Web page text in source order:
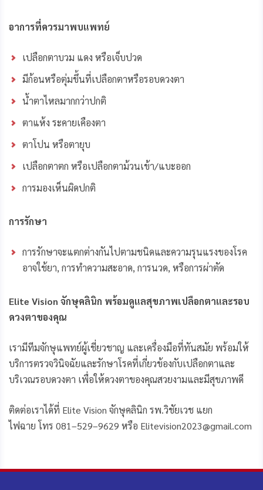
อาการที่ควรมาพบแพทย์
เปลือกตาบวม แดง หรือเจ็บปวด
มีก้อนหรือตุ่มขึ้นที่เปลือกตาหรือรอบดวงตา
น้ำตาไหลมากกว่าปกติ
ตาแห้ง ระคายเคืองตา
ตาโปน หรือตายุบ
เปลือกตาตก หรือเปลือกตาม้วนเข้า/แบะออก
การมองเห็นผิดปกติ
การรักษา
การรักษาจะแตกต่างกันไปตามชนิดและความรุนแรงของโรค
อาจใช้ยา, การทำความสะอาด, การนวด, หรือการผ่าตัด
Elite Vision จักษุคลินิก พร้อมดูแลสุขภาพเปลือกตาและรอบ
ดวงตาของคุณ
เรามีทีมจักษุแพทย์ผู้เชี่ยวชาญ และเครื่องมือที่ทันสมัย พร้อมให้
บริการตรวจวินิจฉัยและรักษาโรคที่เกี่ยวข้องกับเปลือกตาและ
บริเวณรอบดวงตา เพื่อให้ดวงตาของคุณสวยงามและมีสุขภาพดี
ติดต่อเราได้ที่ Elite Vision จักษุคลินิก รพ.วิชัยเวช แยก
ไฟฉาย โทร 081–529–9629 หรือ Elitevision2023@gmail.com